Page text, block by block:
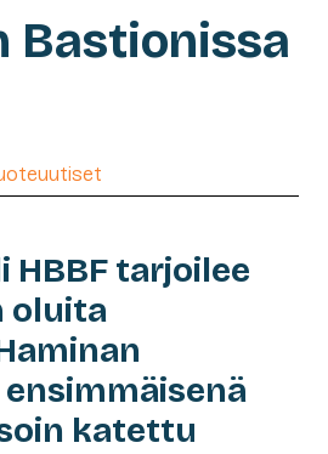
Bastionissa
HBBF tarjoilee
oluita
katettu